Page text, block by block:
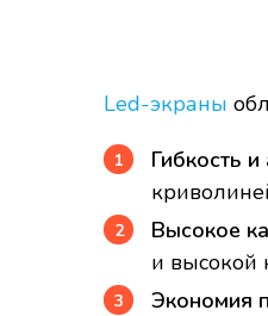
Led-экраны
Гибкость
Высокое
и высокой
Экономия